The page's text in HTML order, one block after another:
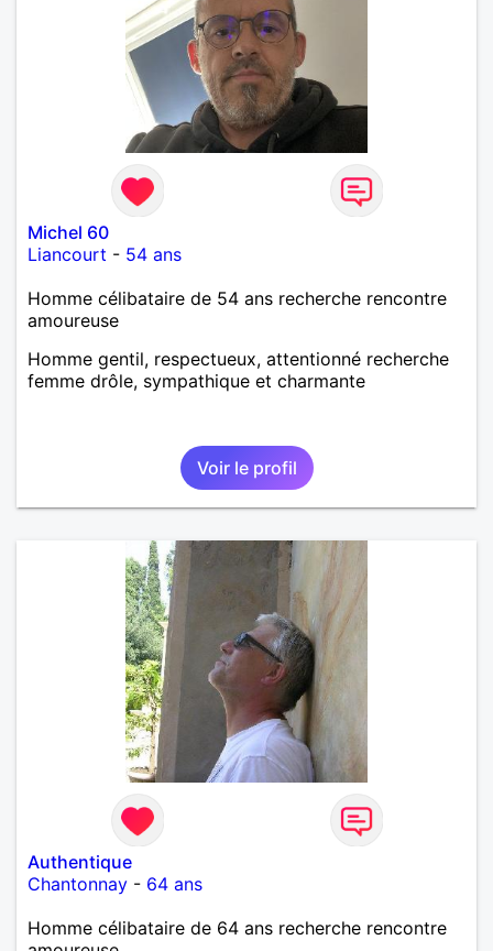
Michel 60
Liancourt - 54 ans
Homme célibataire de 54 ans recherche rencontre
amoureuse
Homme gentil, respectueux, attentionné recherche
femme drôle, sympathique et charmante
Voir le profil
Authentique
Chantonnay - 64 ans
Homme célibataire de 64 ans recherche rencontre